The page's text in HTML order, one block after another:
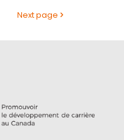
Next page